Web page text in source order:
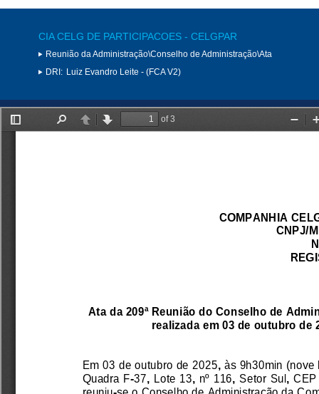
CIA CELG DE PARTICIPACOES - CELGPAR
Reunião da Administração\Conselho de Administração\Ata
DRI: Luiz Evandro Leite - (FCA V2)